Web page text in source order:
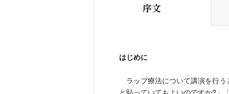
序文
はじめに
ラップ療法について講演を行う